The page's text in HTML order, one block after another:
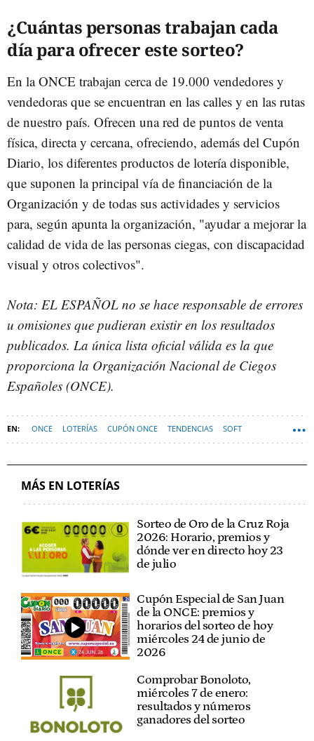
¿Cuántas personas trabajan cada
día para ofrecer este sorteo?
En la ONCE trabajan cerca de 19.000 vendedores y
vendedoras que se encuentran en las calles y en las rutas
de nuestro país. Ofrecen una red de puntos de venta
física, directa y cercana, ofreciendo, además del Cupón
Diario, los diferentes productos de lotería disponible,
que suponen la principal vía de financiación de la
Organización y de todas sus actividades y servicios
para, según apunta la organización, "ayudar a mejorar la
calidad de vida de las personas ciegas, con discapacidad
visual y otros colectivos".
Nota: EL ESPAÑOL no se hace responsable de errores
u omisiones que pudieran existir en los resultados
publicados. La única lista oficial válida es la que
proporciona la Organización Nacional de Ciegos
Españoles (ONCE).
ONCE LOTERÍAS CUPÓN ONCE TENDENCIAS SOFT
MÁS EN LOTERÍAS
Sorteo de Oro de la Cruz Roja
2026: Horario, premios y
dónde ver en directo hoy 23
de julio
Cupón Especial de San Juan
de la ONCE: premios y
horarios del sorteo de hoy
miércoles 24 de junio de
2026
Comprobar Bonoloto,
miércoles 7 de enero:
resultados y números
ganadores del sorteo